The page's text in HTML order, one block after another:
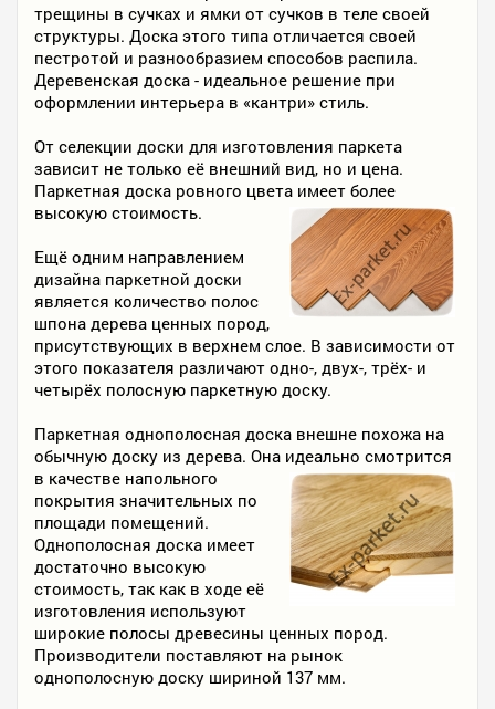
трещины в сучках и ямки от сучков в теле своей
структуры. Доска этого типа отличается своей
пестротой и разнообразием способов распила.
Деревенская доска - идеальное решение при
оформлении интерьера в «кантри» стиль.
От селекции доски для изготовления паркета
зависит не только её внешний вид, но и цена.
Паркетная доска ровного цвета имеет более
высокую стоимость.
Ещё одним направлением
дизайна паркетной доски
является количество полос
шпона дерева ценных пород,
присутствующих в верхнем слое. В зависимости от
этого показателя различают одно-, двух-, трёх- и
четырёх полосную паркетную доску.
Паркетная однополосная доска внешне похожа на
обычную доску из дерева. Она идеально смотрится
в качестве напольного
покрытия значительных по
площади помещений.
Однополосная доска имеет
достаточно высокую
стоимость, так как в ходе её
изготовления используют
широкие полосы древесины ценных пород.
Производители поставляют на рынок
однополосную доску шириной 137 мм.